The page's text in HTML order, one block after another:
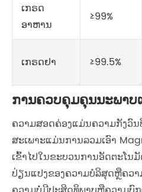
ເກຣດ
ອາຫານ
≥99%
ເກຣດຢາ ≥99.5%
ການຄວບຄຸມຄຸນນະພາ
ຄວາມສອດຄ່ອງແມ່ນຄວາມກັງວົ
ສະເພາະແມ່ນການລວມເອົາ
ເຂົ້າໄປໃນຂະບວນການອັດຕະໂ
ປ່ຽນແປງຂອງຄວາມບໍລິສຸດຫຼືຄວ